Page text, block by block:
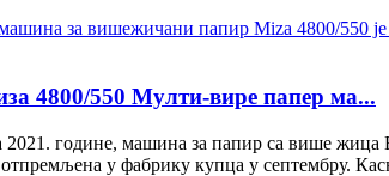
4800/550 Мулти-вире папер ма...
године, машина за папир са више жица
у фабрику купца у септембру.